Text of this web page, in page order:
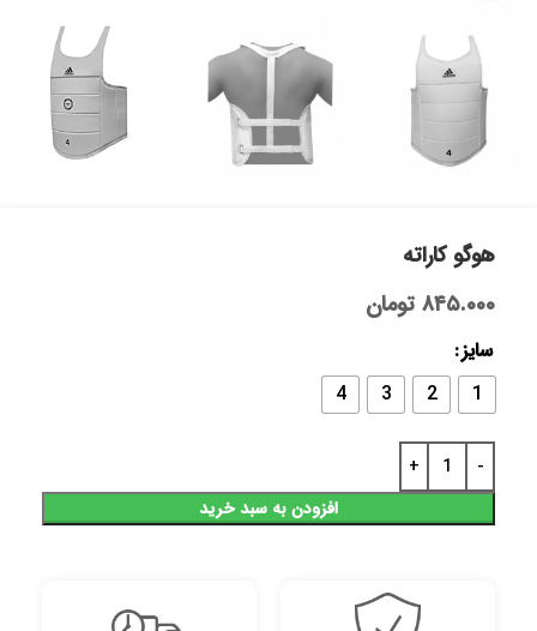
هوگو کاراته
۸۴۵.۰۰۰ تومان
سایز
1
2
3
4
افزودن به سبد خرید